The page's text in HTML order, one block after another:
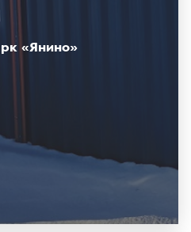
«Янино»